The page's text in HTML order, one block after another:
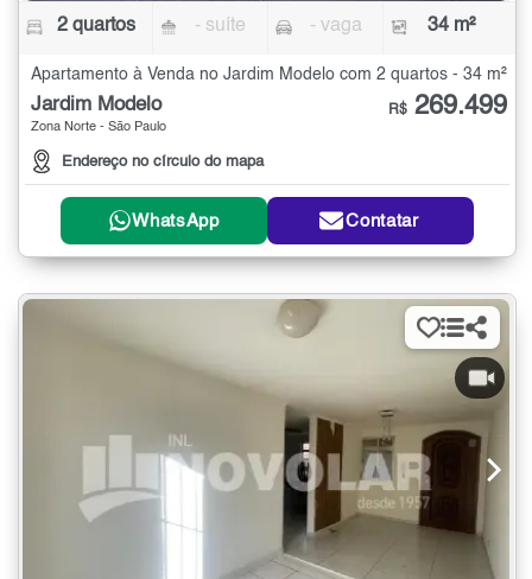
2 quartos - suíte - vaga 34 m²
Apartamento à Venda no Jardim Modelo com 2 quartos - 34 m²
Jardim Modelo
Zona Norte - São Paulo
Endereço no círculo do mapa
R$ 269.499
WhatsApp Contatar